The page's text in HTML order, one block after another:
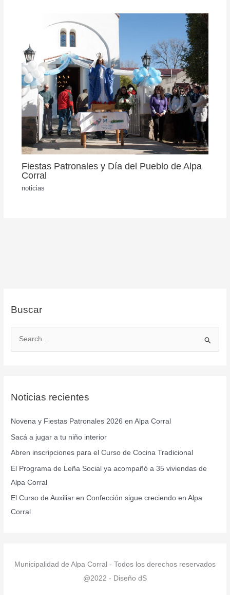
Fiestas Patronales y Día del Pueblo de Alpa
Corral
noticias
Buscar
a
p
o
r
:
Noticias recientes
Novena y Fiestas Patronales 2026 en Alpa Corral
Sacá a jugar a tu niño interior
Abren inscripciones para el Curso de Cocina Tradicional
El Programa de Leña Social ya acompañó a 35 viviendas de
Alpa Corral
El Curso de Auxiliar en Confección sigue creciendo en Alpa
Corral
Municipalidad de Alpa Corral - Todos los derechos reservados
@2022 - Diseño dS